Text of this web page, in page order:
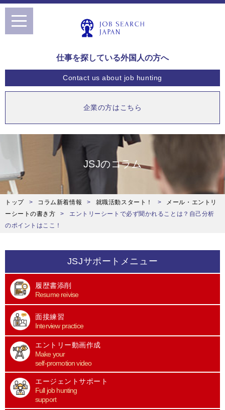
仕事を探している外国人の方へ
Contact usabout job hunting
企業の方はこちら
JSJのコラム
トップ コラム新着情報 就職活動スタート！
メール・エントリ
ーシートの書き方
エントリーシートで必ず聞かれることは？自己分析
のポイントはここ！
toggle
navigation
JSJサポートメニュー
履歴書添削
Resume reivise
面接練習
Interview practice
エントリー動画作成
Make your
self-promotion video
エージェントサポート
Full job hunting
support